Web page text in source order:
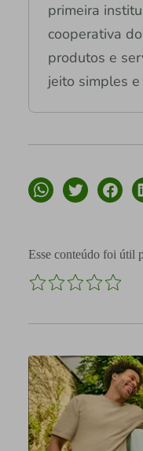
primeira
cooperativa
produtos e
jeito simples
Esse conteúdo foi útil